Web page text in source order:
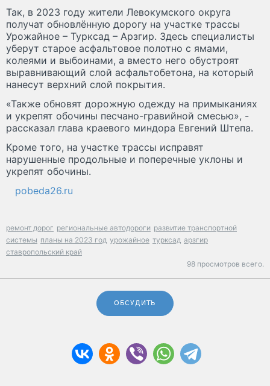
Так, в 2023 году жители Левокумского округа
получат обновлённую дорогу на участке трассы
Урожайное – Турксад – Арзгир. Здесь специалисты
уберут старое асфальтовое полотно с ямами,
колеями и выбоинами, а вместо него обустроят
выравнивающий слой асфальтобетона, на который
нанесут верхний слой покрытия.
«Также обновят дорожную одежду на примыканиях
и укрепят обочины песчано-гравийной смесью», -
рассказал глава краевого миндора Евгений Штепа.
Кроме того, на участке трассы исправят
нарушенные продольные и поперечные уклоны и
укрепят обочины.
pobeda26.ru
ремонт дорог региональные автодороги развитие транспортной
системы планы на 2023 год урожайное турксад арзгир
ставропольский край
98 просмотров всего.
ОБСУДИТЬ